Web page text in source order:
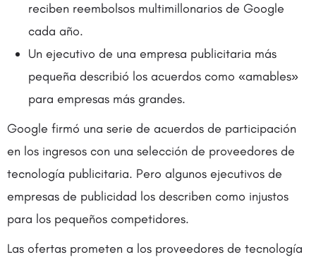
reciben reembolsos multimillonarios de Google
cada año.
Un ejecutivo de una empresa publicitaria más
pequeña describió los acuerdos como «amables»
para empresas más grandes.
Google firmó una serie de acuerdos de participación
en los ingresos con una selección de proveedores de
tecnología publicitaria. Pero algunos ejecutivos de
empresas de publicidad los describen como injustos
para los pequeños competidores.
Las ofertas prometen a los proveedores de tecnología